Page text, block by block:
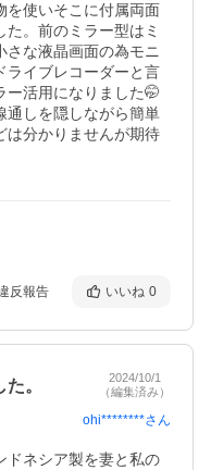
を使いそこに付属両面
。前のミラー型はミ
さな液晶画面の為モニ
ライブレコーダーと言
ー活用になりました🤭
通しを隠しながら簡単
は分かりませんが期待
反報告 いいね 0
。
2024/10/1
（編集済み）
ohi********さん
ドネシア製を妻と私の